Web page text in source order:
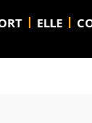
ELLE